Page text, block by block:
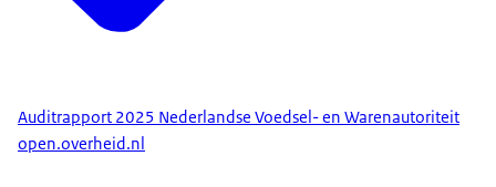
Auditrapport 2025 Nederlandse Voedsel- en Warenautoriteit
open.overheid.nl